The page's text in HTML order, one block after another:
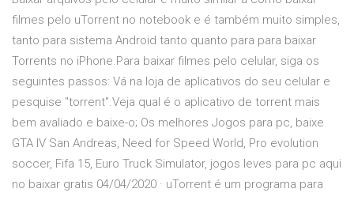
filmes pelo uTorrent no notebook e é também muito simples,
tanto para sistema Android tanto quanto para para baixar
Torrents no iPhone.Para baixar filmes pelo celular, siga os
seguintes passos: Vá na loja de aplicativos do seu celular e
pesquise "torrent".Veja qual é o aplicativo de torrent mais
bem avaliado e baixe-o; Os melhores Jogos para pc, baixe
GTA IV San Andreas, Need for Speed World, Pro evolution
soccer, Fifa 15, Euro Truck Simulator, jogos leves para pc aqui
no baixar gratis 04/04/2020 · uTorrent é um programa para